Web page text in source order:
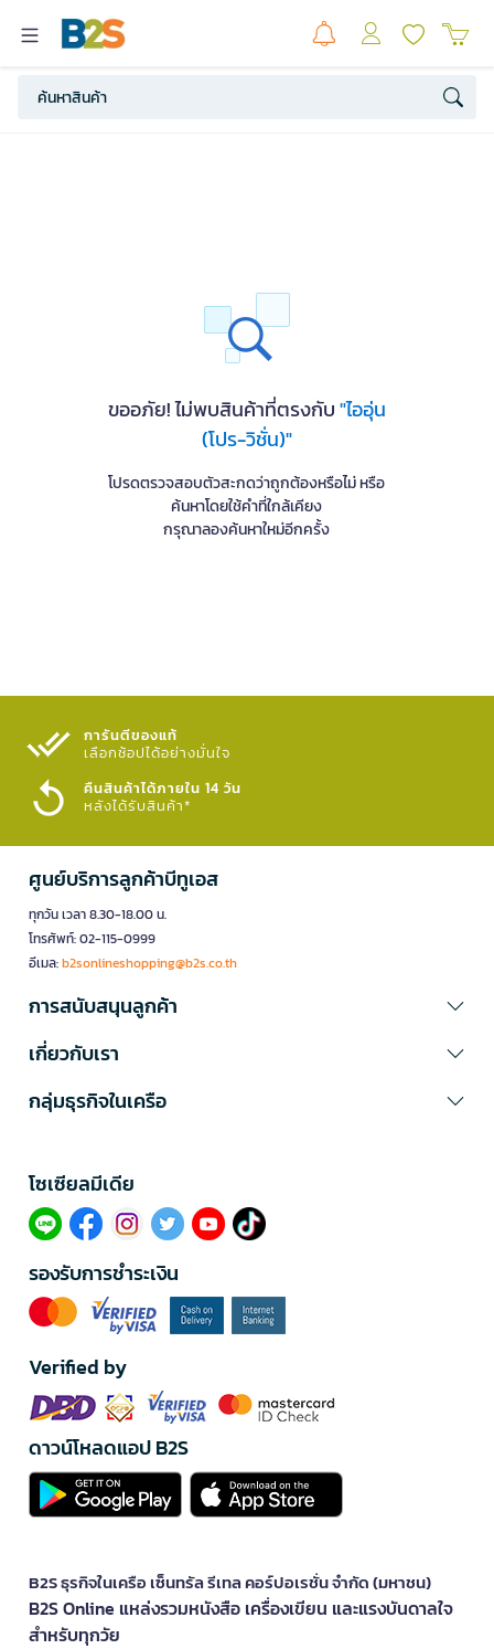
ขออภัย! ไม่พบสินค้าที่ตรงกับ"ไออุ่น
(โปร-วิชั่น)"
โปรดตรวจสอบตัวสะกดว่าถูกต้องหรือไม่ หรือ
ค้นหาโดยใช้คำที่ใกล้เคียง
กรุณาลองค้นหาใหม่อีกครั้ง
การันตีของแท้
เลือกช้อปได้อย่างมั่นใจ​
คืนสินค้าได้ภายใน 14 วัน
หลังได้รับสินค้า*
ศูนย์บริการลูกค้าบีทูเอส
ทุกวัน เวลา 8.30-18.00 น.
โทรศัพท์: 02-115-0999
อีเมล:b2sonlineshopping@b2s.co.th
การสนับสนุนลูกค้า
เกี่ยวกับเรา
กลุ่มธุรกิจในเครือ
โซเซียลมีเดีย​
รองรับการชำระเงิน
Verified by
ดาวน์โหลดแอป B2S
B2S ธุรกิจในเครือ เซ็นทรัล รีเทล คอร์ปอเรชั่น จำกัด (มหาชน)
B2S Online แหล่งรวมหนังสือ เครื่องเขียน และแรงบันดาลใจ
สำหรับทุกวัย